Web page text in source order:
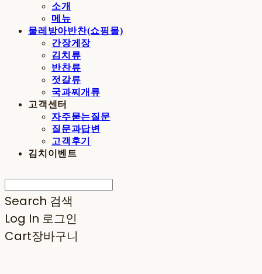
소개
메뉴
물레방아반찬(쇼핑몰)
간장게장
김치류
반찬류
젓갈류
국과찌개류
고객센터
자주묻는질문
질문과답변
고객후기
김치이벤트
Search 검색
Log In 로그인
Cart장바구니